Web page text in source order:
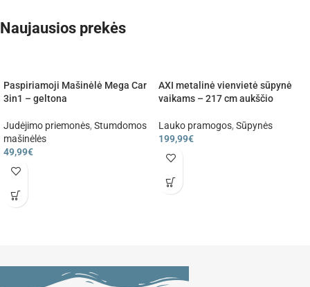
Naujausios prekės
Paspiriamoji Mašinėlė Mega Car
3in1 – geltona
Judėjimo priemonės, Stumdomos
mašinėlės
49,99€
AXI metalinė vienvietė sūpynė
vaikams – 217 cm aukščio
Lauko pramogos, Sūpynės
199,99€